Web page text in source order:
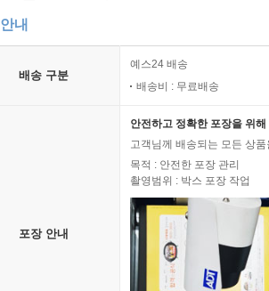
내
배송 구분
예스24 배송
배송비 : 무료배송
포장 안내
안전하고 정확한 포장을 위
고객님께 배송되는 모든 상
목적 : 안전한 포장 관리
촬영범위 : 박스 포장 작업